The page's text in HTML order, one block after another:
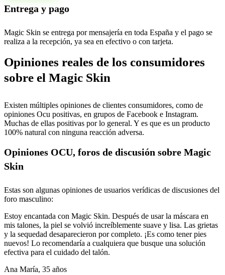
Entrega y pago
Magic Skin se entrega por mensajería en toda España y el pago se
realiza a la recepción, ya sea en efectivo o con tarjeta.
Opiniones reales de los consumidores
sobre el Magic Skin
Existen múltiples opiniones de clientes consumidores, como de
opiniones Ocu positivas, en grupos de Facebook e Instagram.
Muchas de ellas positivas por lo general. Y es que es un producto
100% natural con ninguna reacción adversa.
Opiniones OCU, foros de discusión sobre Magic
Skin
Estas son algunas opiniones de usuarios verídicas de discusiones del
foro masculino:
Estoy encantada con Magic Skin. Después de usar la máscara en
mis talones, la piel se volvió increíblemente suave y lisa. Las grietas
y la sequedad desaparecieron por completo. ¡Es como tener pies
nuevos! Lo recomendaría a cualquiera que busque una solución
efectiva para el cuidado del talón.
Ana María, 35 años